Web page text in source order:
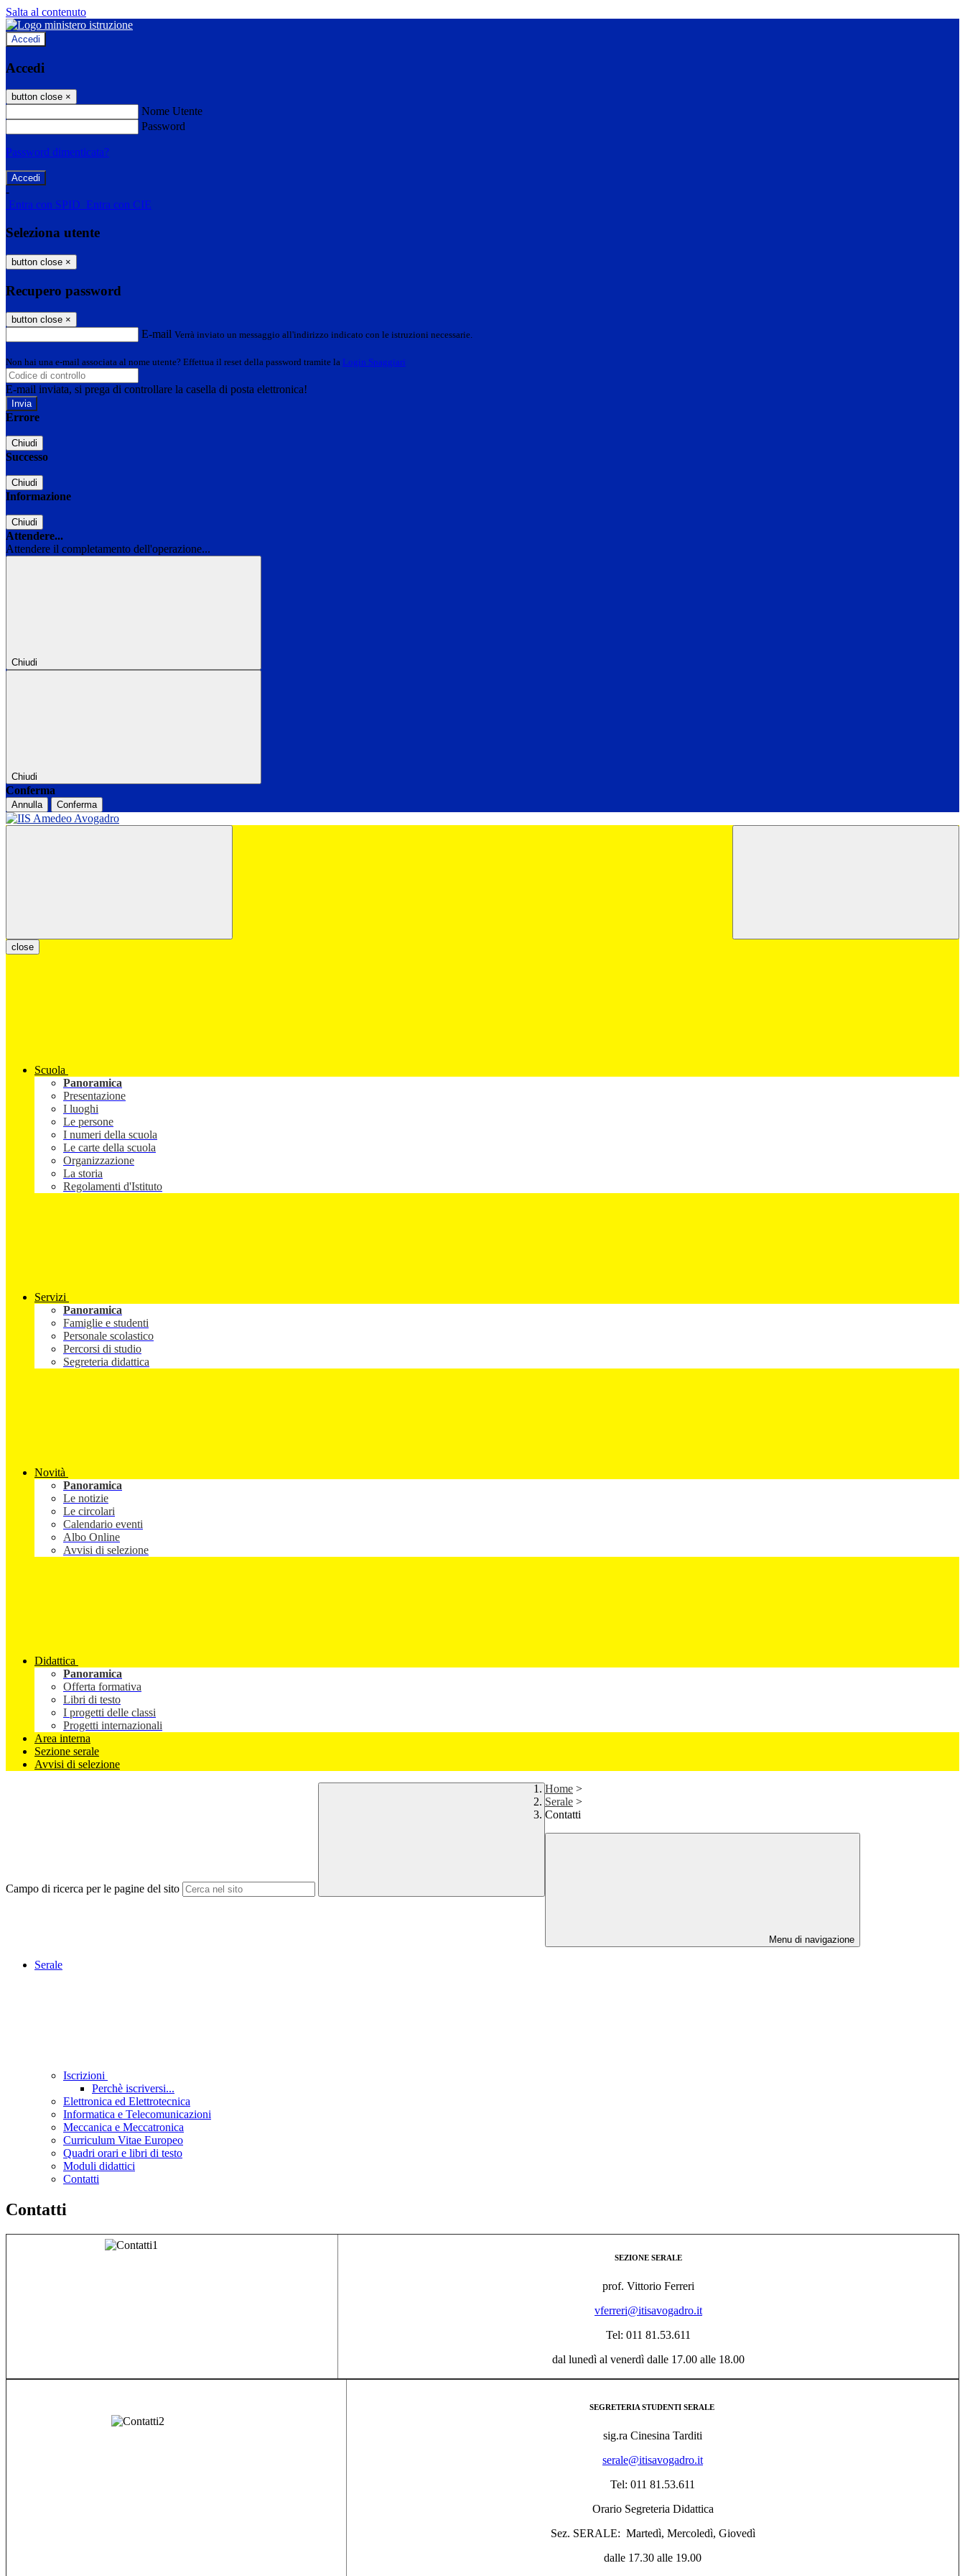
Salta al contenuto
Accedi
Accedi
button close ×
Nome Utente
Password
Password dimenticata?
-
Entra con SPID Entra con CIE
Seleziona utente
button close ×
Recupero password
button close ×
E-mail Verrà inviato un messaggio all'indirizzo indicato con le istruzioni necessarie.
Non hai una e-mail associata al nome utente? Effettua il reset della password tramite la Login Spaggiari
E-mail inviata, si prega di controllare la casella di posta elettronica!
Errore
Chiudi
Successo
Chiudi
Informazione
Chiudi
Attendere...
Attendere il completamento dell'operazione...
Chiudi
Chiudi
Conferma
Annulla Conferma
close
Scuola
Panoramica
Presentazione
I luoghi
Le persone
I numeri della scuola
Le carte della scuola
Organizzazione
La storia
Regolamenti d'Istituto
Servizi
Panoramica
Famiglie e studenti
Personale scolastico
Percorsi di studio
Segreteria didattica
Novità
Panoramica
Le notizie
Le circolari
Calendario eventi
Albo Online
Avvisi di selezione
Didattica
Panoramica
Offerta formativa
Libri di testo
I progetti delle classi
Progetti internazionali
Area interna
Sezione serale
Avvisi di selezione
Campo di ricerca per le pagine del sito
Home >
Serale >
Contatti
Menu di navigazione
Serale
Iscrizioni
Perchè iscriversi...
Elettronica ed Elettrotecnica
Informatica e Telecomunicazioni
Meccanica e Meccatronica
Curriculum Vitae Europeo
Quadri orari e libri di testo
Moduli didattici
Contatti
Contatti
SEZIONE SERALE
prof. Vittorio Ferreri
vferreri@itisavogadro.it
Tel: 011 81.53.611
dal lunedì al venerdì dalle 17.00 alle 18.00
SEGRETERIA STUDENTI SERALE
sig.ra Cinesina Tarditi
serale@itisavogadro.it
Tel: 011 81.53.611
Orario Segreteria Didattica
Sez. SERALE: Martedì, Mercoledì, Giovedì
dalle 17.30 alle 19.00